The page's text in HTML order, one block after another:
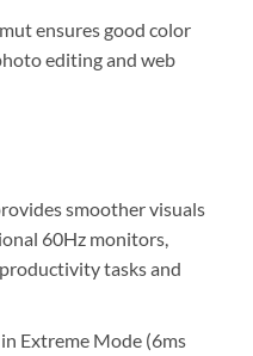
ensures good color
editing and web
smoother visuals
60Hz monitors,
tasks and
Extreme Mode (6ms